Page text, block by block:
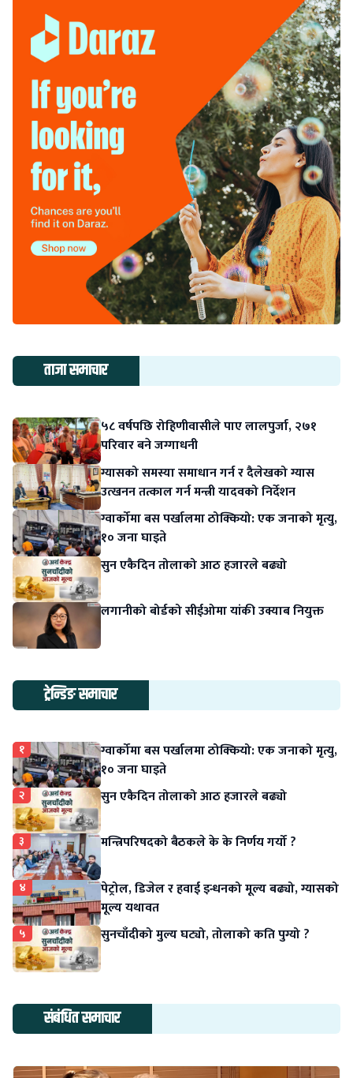
ताजा समाचार
५८ वर्षपछि रोहिणीवासीले पाए लालपुर्जा, २७१
परिवार बने जग्गाधनी
ग्यासको समस्या समाधान गर्न र दैलेखको ग्यास
उत्खनन तत्काल गर्न मन्त्री यादवको निर्देशन
ग्वार्कोमा बस पर्खालमा ठोक्कियो: एक जनाको मृत्यु,
१० जना घाइते
सुन एकैदिन तोलाको आठ हजारले बढ्यो
लगानीको बोर्डको सीईओमा यांकी उक्याब नियुक्त
ट्रेन्डिङ समाचार
१
ग्वार्कोमा बस पर्खालमा ठोक्कियो: एक जनाको मृत्यु,
१० जना घाइते
२ सुन एकैदिन तोलाको आठ हजारले बढ्यो
३ मन्त्रिपरिषदको बैठकले के के निर्णय गर्यो ?
४
पेट्रोल, डिजेल र हवाई इन्धनको मूल्य बढ्यो, ग्यासको
मूल्य यथावत
५ सुनचाँदीको मुल्य घट्यो, तोलाको कति पुग्यो ?
संबंधित समाचार